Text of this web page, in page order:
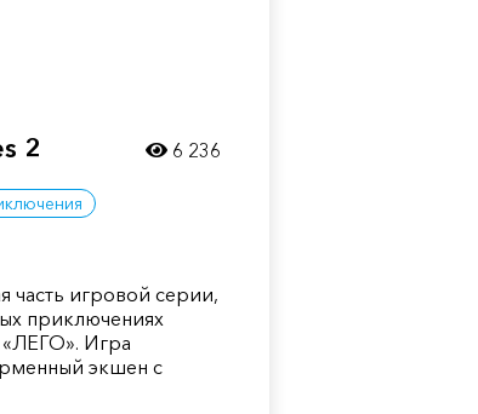
2
часть игровой серии,
приключениях
Игра
экшен с
6 236